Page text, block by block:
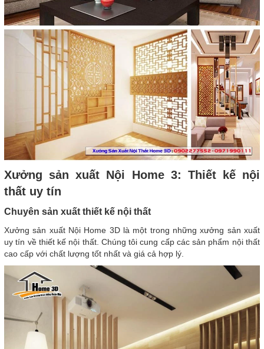
Xưởng sản xuất Nội Home 3: Thiết kế nội
thất uy tín
Chuyên sản xuất thiết kế nội thất
Xưởng sản xuất Nội Home 3D là một trong những xưởng sản xuất
uy tín về thiết kế nội thất. Chúng tôi cung cấp các sản phẩm nội thất
cao cấp với chất lượng tốt nhất và giá cả hợp lý.